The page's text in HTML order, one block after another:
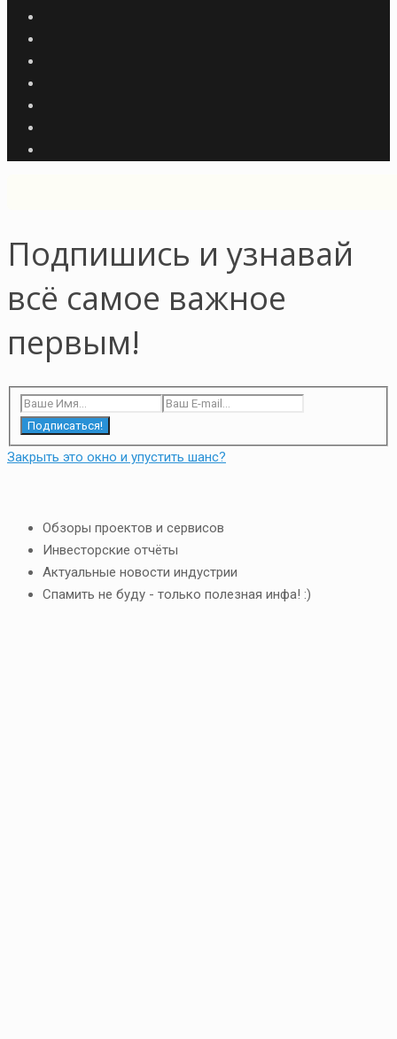
Подпишись и узнавай
всё самое важное
первым!
Подписаться!
Закрыть это окно и упустить шанс?
Обзоры проектов и сервисов
Инвесторские отчёты
Актуальные новости индустрии
Спамить не буду - только полезная инфа! :)